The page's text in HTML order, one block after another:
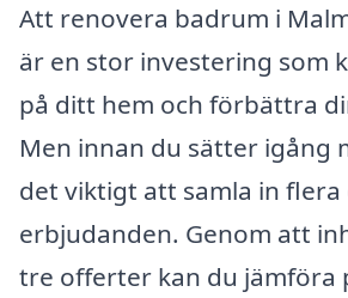
Att renovera badrum i
är en stor investering som
på ditt hem och förbättra
Men innan du sätter igång
det viktigt att samla in flera
erbjudanden. Genom att
tre offerter kan du jämföra